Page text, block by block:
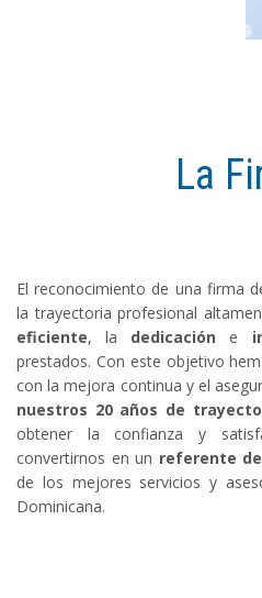
La
El reconocimiento de una firma
la trayectoria profesional
eficiente, la dedicación e
prestados. Con este objetivo
con la mejora continua y el
nuestros 20 años de
obtener la confianza y
convertirnos en un referente
de los mejores servicios y
Dominicana.